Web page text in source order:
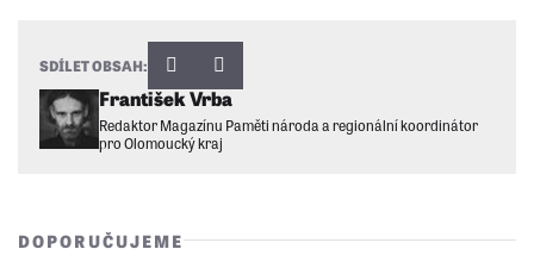
František Vrba
Redaktor Magazínu Paměti národa a regionální koordinátor
pro Olomoucký kraj
SDÍLET OBSAH:
DOPORUČUJEME